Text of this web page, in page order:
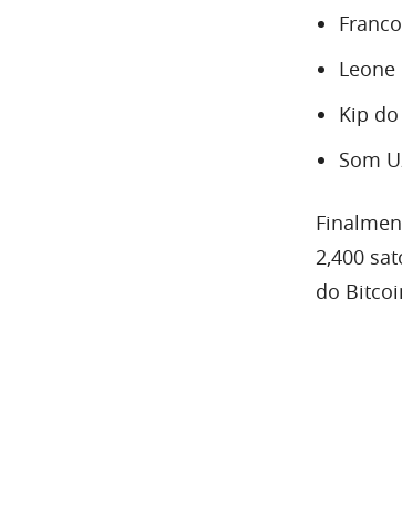
Leone
Kip
Som
2,400
do